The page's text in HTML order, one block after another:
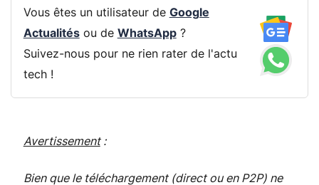
Vous êtes un utilisateur de Google
Actualitésou de WhatsApp?
Suivez-nous pour ne rien rater de l'actu
tech !
Avertissement:
Bien que le téléchargement (direct ou en P2P) ne